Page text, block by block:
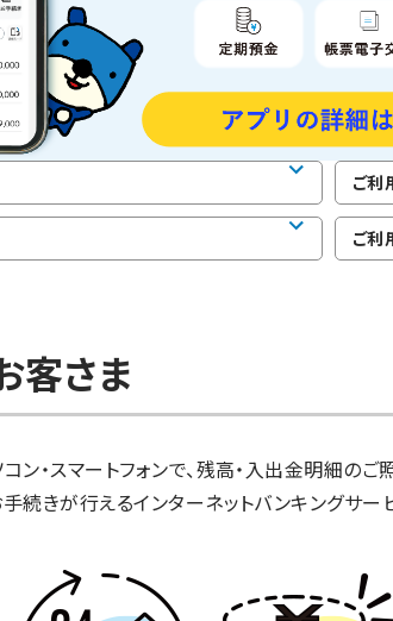
ご利
ご利
客さま
ン・スマートフォンで、残高・入出金明細の
続きが行えるインターネットバンキングサー